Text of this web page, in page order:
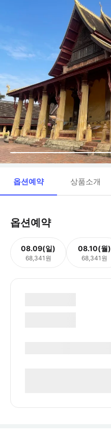
옵션예약 상품소개
옵션예약
08.09(일)
68,341원
08.10(월)
68,341원